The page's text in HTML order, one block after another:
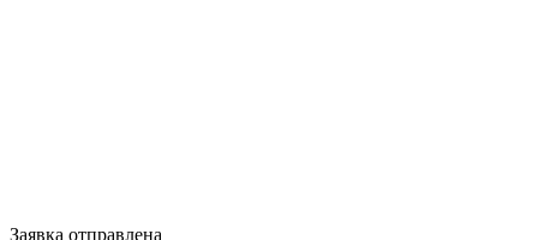
Заявка отправлена